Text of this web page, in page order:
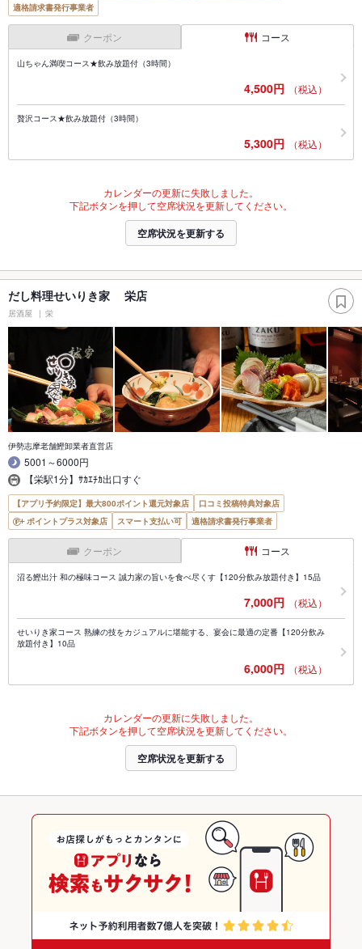
適格請求書発行事業者
クーポン コース
山ちゃん満喫コース★飲み放題付（3時間）
4,500円 （税込）
贅沢コース★飲み放題付（3時間）
5,300円 （税込）
カレンダーの更新に失敗しました。
下記ボタンを押して空席状況を更新してください。
空席状況を更新する
だし料理せいりき家 栄店
居酒屋 栄
伊勢志摩老舗鰹卸業者直営店
5001～6000円
【栄駅1分】ｻｶｴﾁｶ出口すぐ
【アプリ予約限定】最大800ポイント還元対象店
口コミ投稿特典対象店
ポイントプラス対象店
スマート支払い可 適格請求書発行事業者
クーポン コース
沼る鰹出汁 和の極味コース 誠力家の旨いを食べ尽くす【120分飲み放題付き】15品
7,000円 （税込）
せいりき家コース 熟練の技をカジュアルに堪能する、宴会に最適の定番【120分飲み
放題付き】10品
6,000円 （税込）
カレンダーの更新に失敗しました。
下記ボタンを押して空席状況を更新してください。
空席状況を更新する